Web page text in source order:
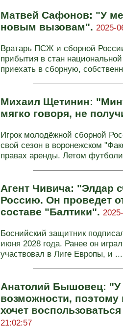
Матвей Сафонов: "У
новым вызовам". 2025-
Вратарь ПСЖ и сборной
прибытия в стан
приехать в сборную,
Михаил Щетинин:
мягко говоря, не
Игрок молодёжной сборной
свой сезон в воронежском
правах аренды. Летом
Агент Чивича: "Элдар
Россию. Он проведет
составе "Балтики".
Боснийский защитник
июня 2028 года. Ранее он
участвовал в Лиге Европы, и ...
Анатолий Бышовец:
возможности,
хочет
21:02:57